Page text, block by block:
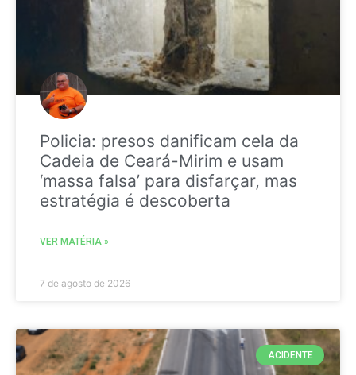
Policia: presos danificam cela da
Cadeia de Ceará-Mirim e usam
‘massa falsa’ para disfarçar, mas
estratégia é descoberta
VER MATÉRIA »
7 de agosto de 2026
ACIDENTE